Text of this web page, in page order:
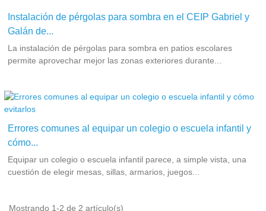
Instalación de pérgolas para sombra en el CEIP Gabriel y
Galán de...
La instalación de pérgolas para sombra en patios escolares
permite aprovechar mejor las zonas exteriores durante...
Errores comunes al equipar un colegio o escuela infantil y
cómo...
Equipar un colegio o escuela infantil parece, a simple vista, una
cuestión de elegir mesas, sillas, armarios, juegos...
Mostrando 1-2 de 2 artículo(s)